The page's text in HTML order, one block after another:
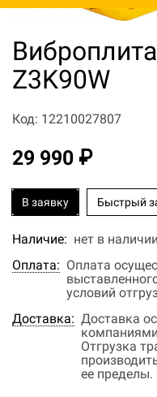
Z3K90W
Код: 12210027807
29 990 ₽
В заявку Быстрый
Наличие: нет в наличии
Оплата: Оплата
условий
Доставка: Доставка
Отгрузка
ее пределы.